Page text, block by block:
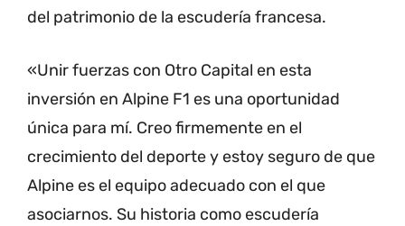
del patrimonio de la escudería francesa.
«Unir fuerzas con Otro Capital en esta
inversión en Alpine F1 es una oportunidad
única para mí. Creo firmemente en el
crecimiento del deporte y estoy seguro de que
Alpine es el equipo adecuado con el que
asociarnos. Su historia como escudería